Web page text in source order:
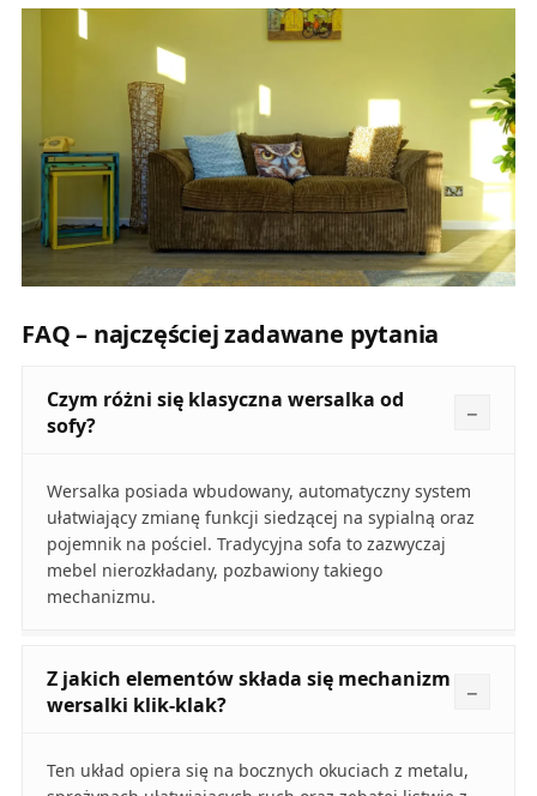
FAQ – najczęściej zadawane pytania
Czym różni się klasyczna wersalka od
sofy?
Wersalka posiada wbudowany, automatyczny system
ułatwiający zmianę funkcji siedzącej na sypialną oraz
pojemnik na pościel. Tradycyjna sofa to zazwyczaj
mebel nierozkładany, pozbawiony takiego
mechanizmu.
Z jakich elementów składa się mechanizm
wersalki klik-klak?
Ten układ opiera się na bocznych okuciach z metalu,